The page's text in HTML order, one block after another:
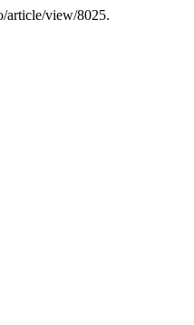
article/view/8025.